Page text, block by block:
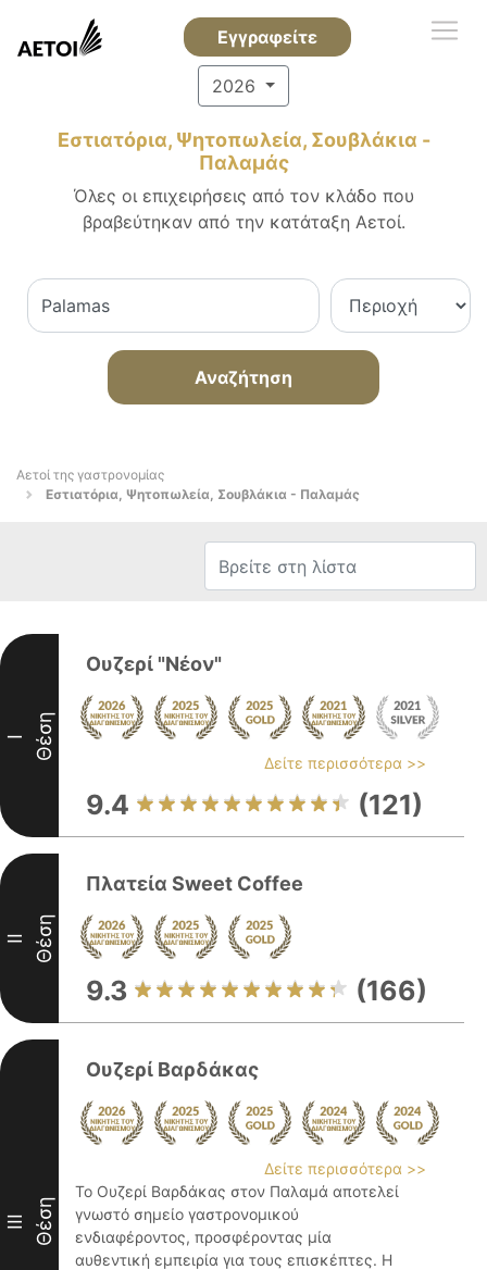
Εγγραφείτε
2026
Εστιατόρια, Ψητοπωλεία, Σουβλάκια -
Παλαμάς
Όλες οι επιχειρήσεις από τον κλάδο που
βραβεύτηκαν από την κατάταξη Αετοί.
Αναζήτηση
Αετοί της γαστρονομίας
Εστιατόρια, Ψητοπωλεία, Σουβλάκια - Παλαμάς
I Θέση
Ουζερί "Νέον"
Δείτε περισσότερα >>
9.4 (121)
II Θέση
Πλατεία Sweet Coffee
9.3 (166)
III Θέση
Ουζερί Βαρδάκας
Δείτε περισσότερα >>
Το Ουζερί Βαρδάκας στον Παλαμά αποτελεί
γνωστό σημείο γαστρονομικού
ενδιαφέροντος, προσφέροντας μία
αυθεντική εμπειρία για τους επισκέπτες. Η